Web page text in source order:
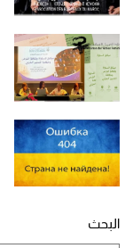
البحث